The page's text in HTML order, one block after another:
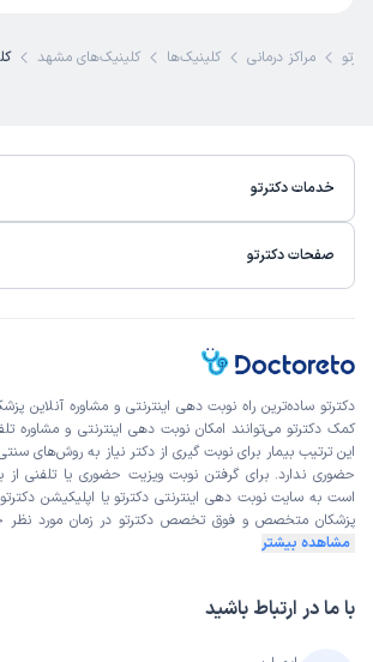
ادامه درمان توسط پزشک مورد نظر
دکتر آرش قلوبی
حسین
اینپزشک را پیشنهاد میکنم
زمان انتظار:45-90 دقیقه
توضیحی لازم داری بیان کرده حتی اگر یک ربع
مراکز درمانی کلینیک‌ها کلینیک‌های مشهد
خدمات دکترتو
صفحات دکترتو
دکترتو ساده‌ترین راه نوبت‌ دهی اینترنتی و مشاوره آنلاین
کمک دکترتو می‌توانند امکان نوبت دهی اینترنتی و مشاوره
این ترتیب بیمار برای نوبت گیری از دکتر نیاز به روش‌های
حضوری ندارد. برای گرفتن نوبت ویزیت حضوری یا تلفنی از
است به سایت نوبت دهی اینترنتی دکترتو یا اپلیکیشن
پزشکان متخصص و فوق تخصص دکترتو در زمان مورد
مشاهده بیشتر
با ما در ارتباط باشید